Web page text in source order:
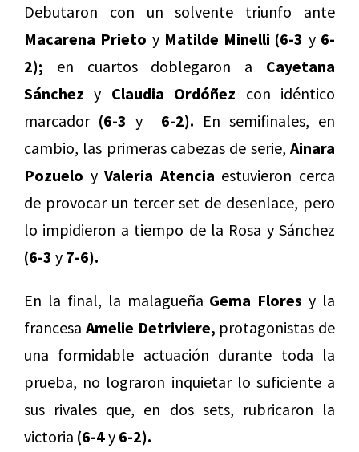
Debutaron con un solvente triunfo ante
Macarena Prieto y Matilde Minelli (6-3 y 6-
2); en cuartos doblegaron a Cayetana
Sánchez y Claudia Ordóñez con idéntico
marcador (6-3 y 6-2). En semifinales, en
cambio, las primeras cabezas de serie, Ainara
Pozuelo yValeria Atencia estuvieron cerca
de provocar un tercer set de desenlace, pero
lo impidieron a tiempo de la Rosa y Sánchez
(6-3 y 7-6).
En la final, la malagueña Gema Flores y la
francesa Amelie Detriviere, protagonistas de
una formidable actuación durante toda la
prueba, no lograron inquietar lo suficiente a
sus rivales que, en dos sets, rubricaron la
victoria (6-4y 6-2).